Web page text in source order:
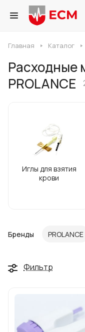
Главная Каталог
Расходные
PROLANCE
Иглы для взятия
крови
Бренды PROLANCE
Фильтр